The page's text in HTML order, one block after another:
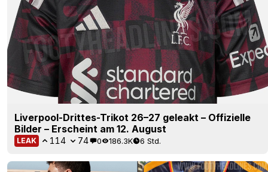
Liverpool-Drittes-Trikot 26–27 geleakt – Offizielle
Bilder – Erscheint am 12. August
LEAK 114 74 0 186.3K 6 Std.